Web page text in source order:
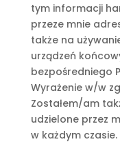
tym informacji
przeze mnie
także na
urządzeń
bezpośredniego
Wyrażenie w/w
Zostałem/am
udzielone przez
w każdym